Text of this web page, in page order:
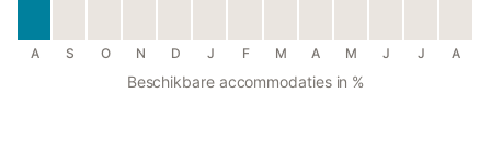
A S O N D J F M A M J J A
Beschikbare accommodaties in %